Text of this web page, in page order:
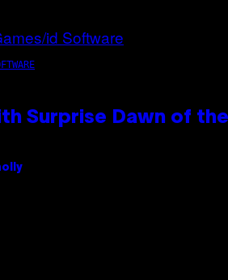
Surprise Dawn of